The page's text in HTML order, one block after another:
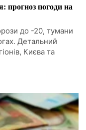
прогноз погоди на
до -20, тумани
Детальний
Києва та